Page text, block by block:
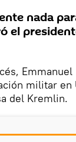
nada
el
Emmanuel
militar en
del Kremlin.